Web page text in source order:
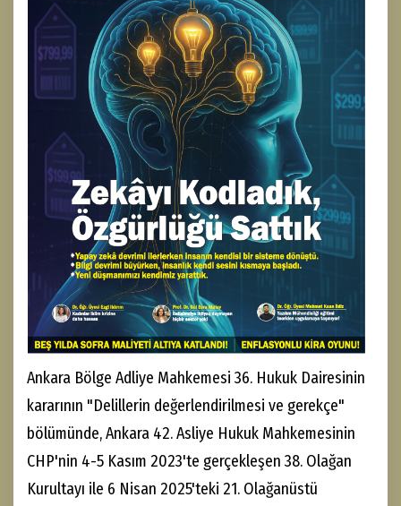
Ankara Bölge Adliye Mahkemesi 36. Hukuk Dairesinin
kararının "Delillerin değerlendirilmesi ve gerekçe"
bölümünde, Ankara 42. Asliye Hukuk Mahkemesinin
CHP'nin 4-5 Kasım 2023'te gerçekleşen 38. Olağan
Kurultayı ile 6 Nisan 2025'teki 21. Olağanüstü